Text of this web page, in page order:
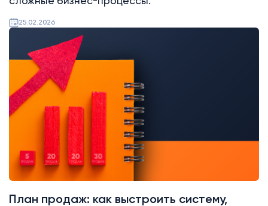
25.02.2026
Битрикс24
План продаж: как выстроить систему,